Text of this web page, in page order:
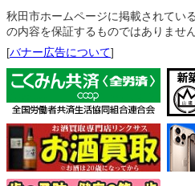
秋田市ホームページに掲載されてい
の内容を保証するものではありません
[バナー広告について]